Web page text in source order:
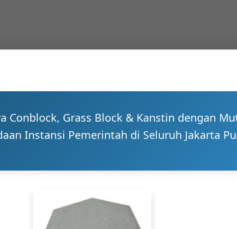
Conblock, Grass Block & Kanstin dengan
Instansi Pemerintah di Seluruh Jakarta